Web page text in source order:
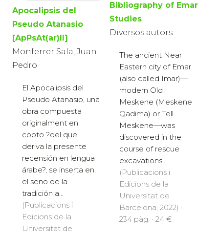
Apocalipsis del
Pseudo Atanasio
[ApPsAt(ar)II]
Monferrer Sala, Juan-
Pedro
El Apocalipsis del
Pseudo Atanasio, una
obra compuesta
originalment en
copto ?del que
deriva la presente
recensión en lengua
árabe?, se inserta en
el seno de la
tradición a...
(Publicacions i
Edicions de la
Universitat de
Bibliography of Emar
Studies
Diversos autors
The ancient Near
Eastern city of Emar
(also called Imar)—
modern Old
Meskene (Meskene
Qadima) or Tell
Meskene—was
discovered in the
course of rescue
excavations...
(Publicacions i
Edicions de la
Universitat de
Barcelona, 2022) ·
234 pàg. · 24 €